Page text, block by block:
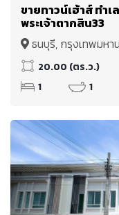
ขายทาวน์เฮ้าส์ ทำ
พระเจ้าตากสิน33
ธนบุรี, กรุงเทพมหา
20.00 (ตร.ว.)
1
1